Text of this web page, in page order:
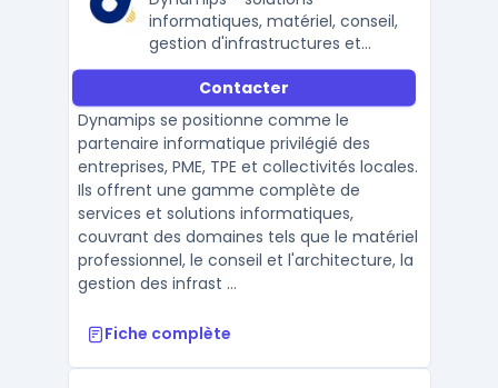
informatiques, matériel, conseil,
gestion d'infrastructures et
sécurité
Contacter
Dynamips se positionne comme le
partenaire informatique privilégié des
entreprises, PME, TPE et collectivités locales.
Ils offrent une gamme complète de
services et solutions informatiques,
couvrant des domaines tels que le matériel
professionnel, le conseil et l'architecture, la
gestion des infrast ...
Fiche complète